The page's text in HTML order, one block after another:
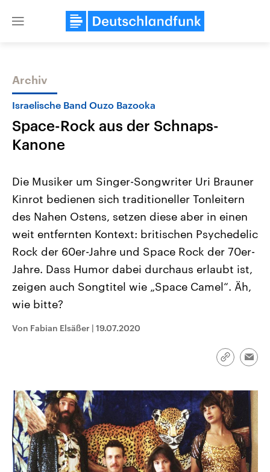
Close
Themen
Landtagswahl Sachsen-Anhalt
2026
Alle Informationen
Sachsen-Anhalt wählt am 6.
September 2026 einen neuen
Landtag. Seit 2021 wird das
Bundesland von einer Koalition aus
Umfragen, Prognosen,
Wahlprogramme, aktuelle Berichte
und Hintergründe zu den Parteien
Wahl.
Aktuelle Beiträge,
Hintergründe
Wirtschaftlich und
gehören die Vereinigten
den mächtigsten Ländern
mit großem Einfluss auf
Sendungen
Archiv
Israelische Band Ouzo Bazooka
Space-Rock aus der Schnaps-
Kanone
Die Musiker um Singer-Songwriter Uri Brauner
Kinrot bedienen sich traditioneller Tonleitern
des Nahen Ostens, setzen diese aber in einen
weit entfernten Kontext: britischen Psychedelic
Rock der 60er-Jahre und Space Rock der 70er-
Jahre. Dass Humor dabei durchaus erlaubt ist,
zeigen auch Songtitel wie „Space Camel“. Äh,
wie bitte?
Von Fabian Elsäßer | 19.07.2020
Link